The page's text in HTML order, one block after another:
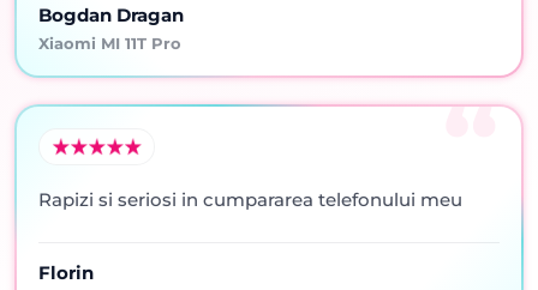
Bogdan Dragan
Xiaomi MI 11T Pro
Rapizi si seriosi in cumpararea telefonului meu
Florin